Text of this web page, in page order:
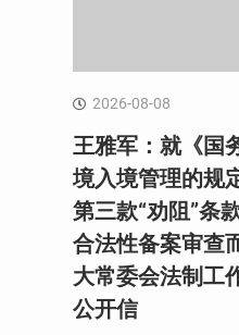
2026-08-08
王雅军：就《国
境入境管理的规
第三款“劝阻”条
合法性备案审查
大常委会法制工
公开信